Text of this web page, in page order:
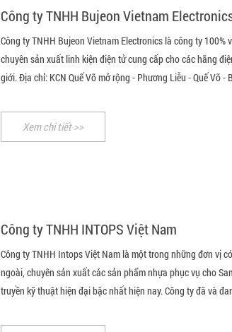
Công ty TNHH Bujeon Vietnam
Công ty TNHH Bujeon Vietnam Electronics là công ty 100%
chuyên sản xuất linh kiện điện tử cung cấp cho các hãng
giới. Địa chỉ: KCN Quế Võ mở rộng - Phương Liễu - Quế Võ -
Xem chi tiết >>
Công ty TNHH INTOPS Việt Nam
Công ty TNHH Intops Việt Nam là một trong những đơn vị
ngoài, chuyên sản xuất các sản phẩm nhựa phục vụ cho
truyền kỹ thuật hiện đại bậc nhất hiện nay. Công ty đã và